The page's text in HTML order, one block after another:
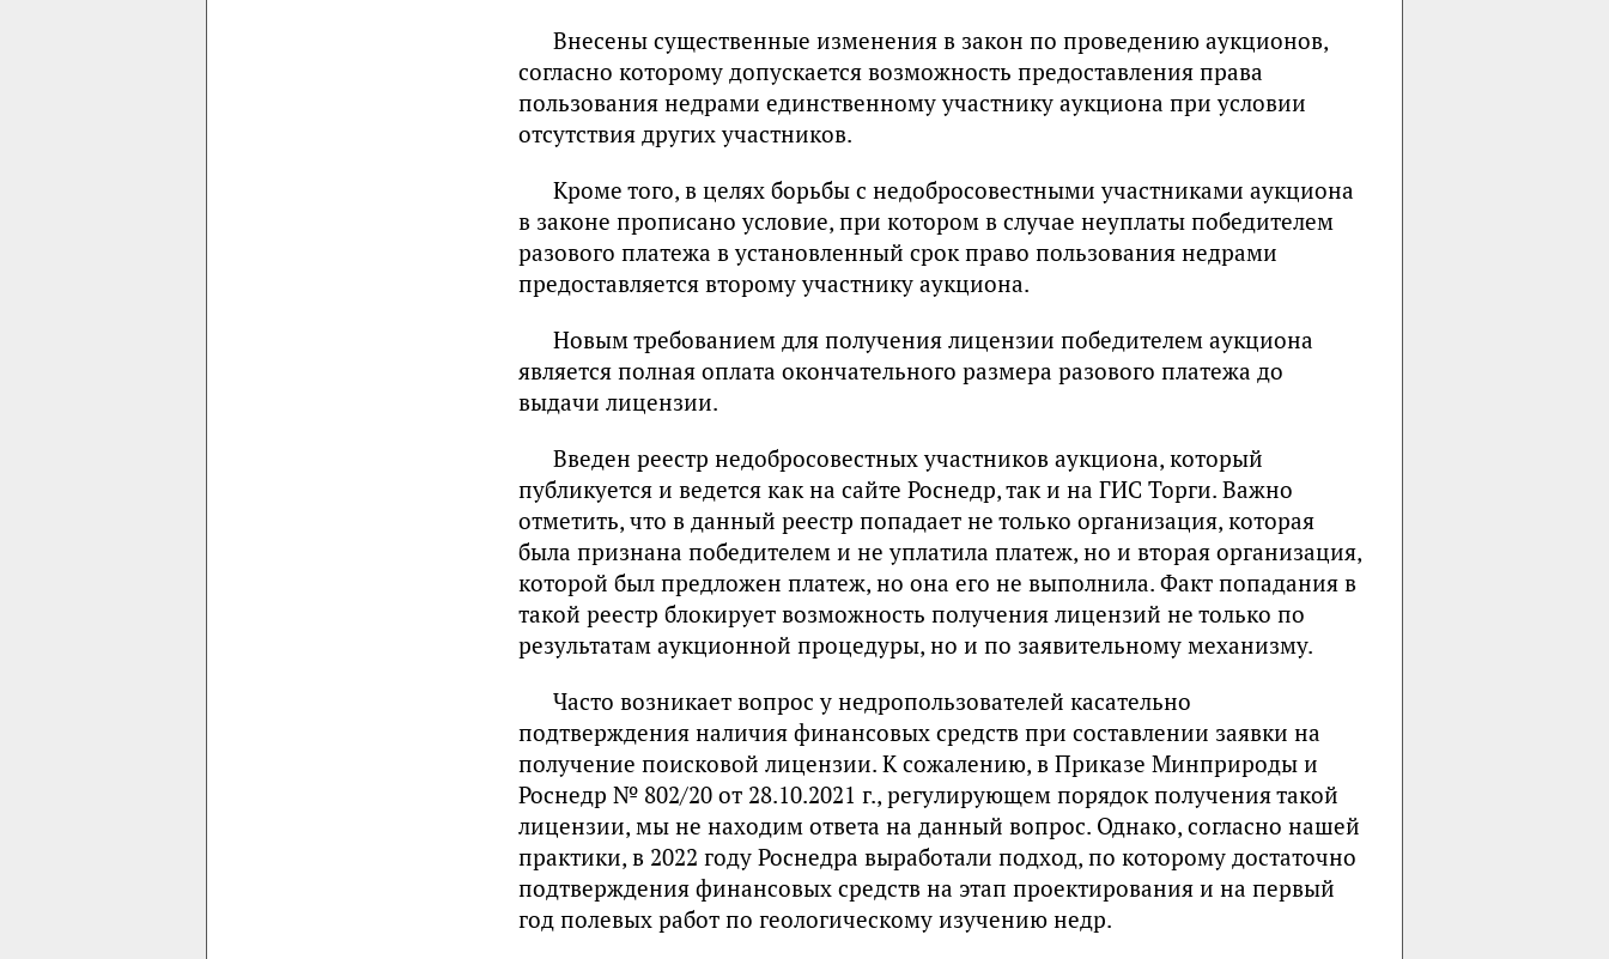
Внесены существенные изменения в закон по проведению аукционов,
согласно которому допускается возможность предоставления права
пользования недрами единственному участнику аукциона при условии
отсутствия других участников.
Кроме того, в целях борьбы с недобросовестными участниками аукциона
в законе прописано условие, при котором в случае неуплаты победителем
разового платежа в установленный срок право пользования недрами
предоставляется второму участнику аукциона.
Новым требованием для получения лицензии победителем аукциона
является полная оплата окончательного размера разового платежа до
выдачи лицензии.
Введен реестр недобросовестных участников аукциона, который
публикуется и ведется как на сайте Роснедр, так и на ГИС Торги. Важно
отметить, что в данный реестр попадает не только организация, которая
была признана победителем и не уплатила платеж, но и вторая организация,
которой был предложен платеж, но она его не выполнила. Факт попадания в
такой реестр блокирует возможность получения лицензий не только по
результатам аукционной процедуры, но и по заявительному механизму.
Часто возникает вопрос у недропользователей касательно
подтверждения наличия финансовых средств при составлении заявки на
получение поисковой лицензии. К сожалению, в Приказе Минприроды и
Роснедр № 802/20 от 28.10.2021 г., регулирующем порядок получения такой
лицензии, мы не находим ответа на данный вопрос. Однако, согласно нашей
практики, в 2022 году Роснедра выработали подход, по которому достаточно
подтверждения финансовых средств на этап проектирования и на первый
год полевых работ по геологическому изучению недр.